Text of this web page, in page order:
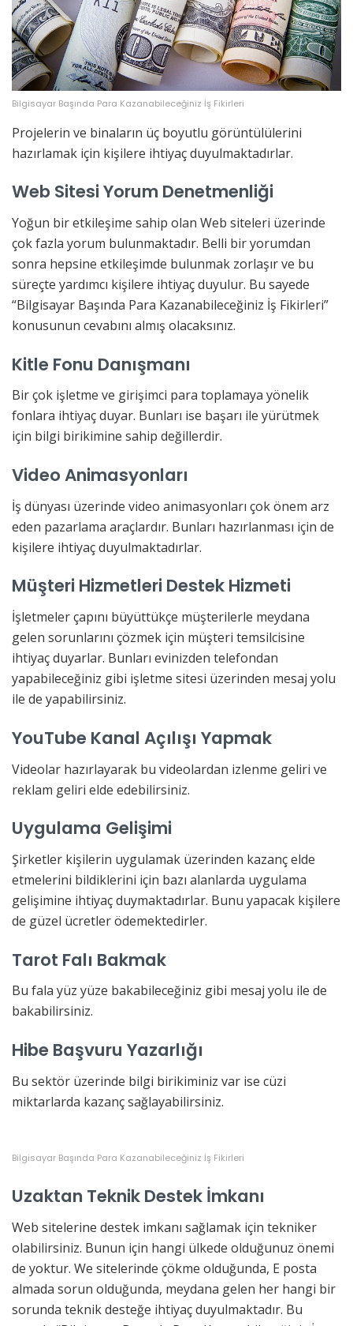
Bilgisayar Başında Para Kazanabileceğiniz İş Fikirleri
Projelerin ve binaların üç boyutlu görüntülülerini
hazırlamak için kişilere ihtiyaç duyulmaktadırlar.
Web Sitesi Yorum Denetmenliği
Yoğun bir etkileşime sahip olan Web siteleri üzerinde
çok fazla yorum bulunmaktadır. Belli bir yorumdan
sonra hepsine etkileşimde bulunmak zorlaşır ve bu
süreçte yardımcı kişilere ihtiyaç duyulur. Bu sayede
“Bilgisayar Başında Para Kazanabileceğiniz İş Fikirleri”
konusunun cevabını almış olacaksınız.
Kitle Fonu Danışmanı
Bir çok işletme ve girişimci para toplamaya yönelik
fonlara ihtiyaç duyar. Bunları ise başarı ile yürütmek
için bilgi birikimine sahip değillerdir.
Video Animasyonları
İş dünyası üzerinde video animasyonları çok önem arz
eden pazarlama araçlardır. Bunları hazırlanması için de
kişilere ihtiyaç duyulmaktadırlar.
Müşteri Hizmetleri Destek Hizmeti
İşletmeler çapını büyüttükçe müşterilerle meydana
gelen sorunlarını çözmek için müşteri temsilcisine
ihtiyaç duyarlar. Bunları evinizden telefondan
yapabileceğiniz gibi işletme sitesi üzerinden mesaj yolu
ile de yapabilirsiniz.
YouTube Kanal Açılışı Yapmak
Videolar hazırlayarak bu videolardan izlenme geliri ve
reklam geliri elde edebilirsiniz.
Uygulama Gelişimi
Şirketler kişilerin uygulamak üzerinden kazanç elde
etmelerini bildiklerini için bazı alanlarda uygulama
gelişimine ihtiyaç duymaktadırlar. Bunu yapacak kişilere
de güzel ücretler ödemektedirler.
Tarot Falı Bakmak
Bu fala yüz yüze bakabileceğiniz gibi mesaj yolu ile de
bakabilirsiniz.
Hibe Başvuru Yazarlığı
Bu sektör üzerinde bilgi birikiminiz var ise cüzi
miktarlarda kazanç sağlayabilirsiniz.
Bilgisayar Başında Para Kazanabileceğiniz İş Fikirleri
Uzaktan Teknik Destek İmkanı
Web sitelerine destek imkanı sağlamak için tekniker
olabilirsiniz. Bunun için hangi ülkede olduğunuz önemi
de yoktur. We sitelerinde çökme olduğunda, E posta
almada sorun olduğunda, meydana gelen her hangi bir
sorunda teknik desteğe ihtiyaç duyulmaktadır. Bu